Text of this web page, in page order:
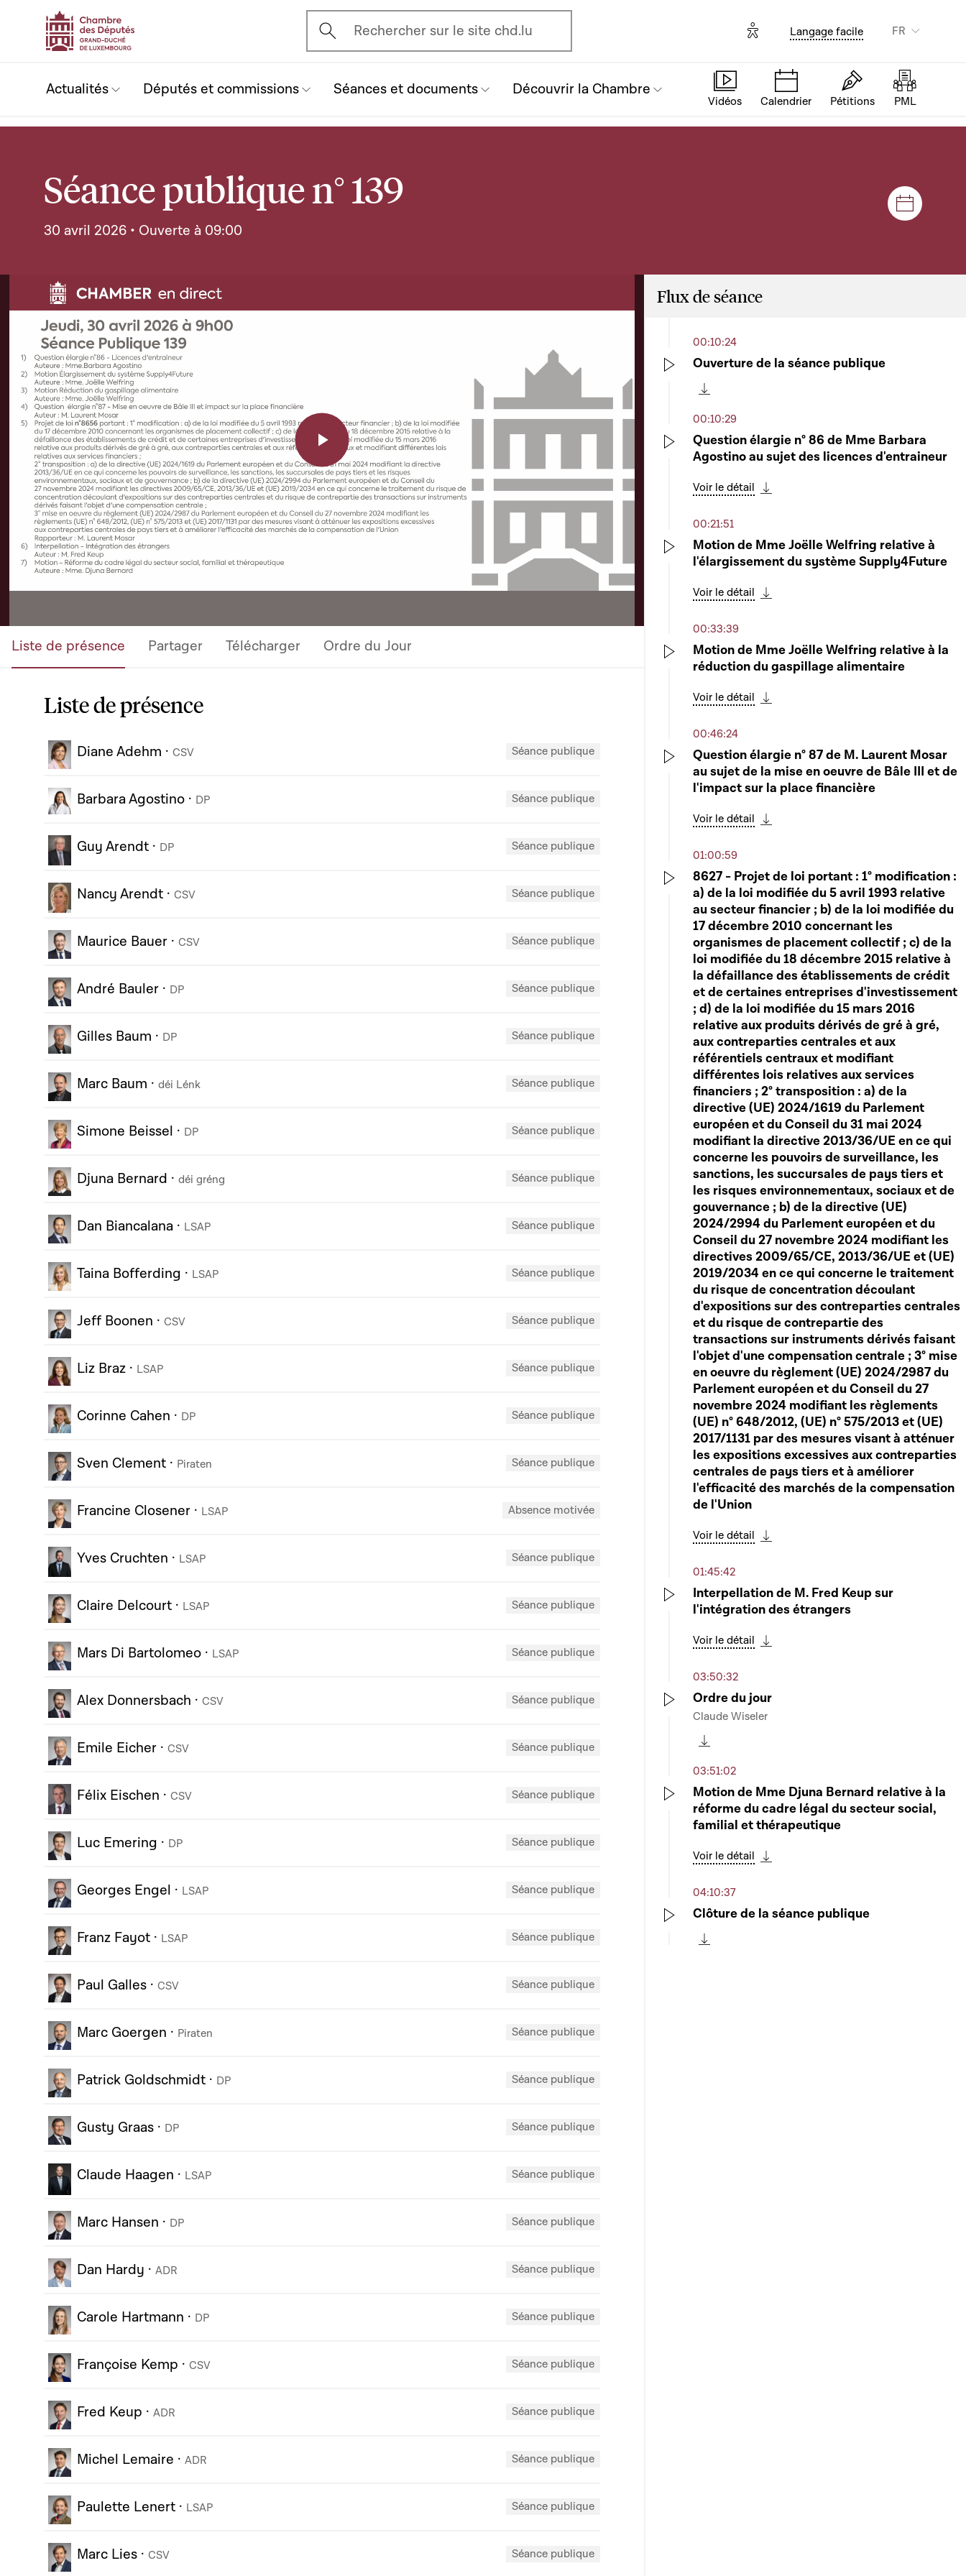
Ouvrir l'écran de recherche
Rechercher sur le site chd.lu Options d'accessibilité
Langage facile FR
Actualités Députés et commissions Séances et documents Découvrir la Chambre
Vidéos Calendrier Pétitions PML
Séance publique n° 139
30 avril 2026 • Ouverte à 09:00
Séances
Play
Video
Liste de présence Partager Télécharger Ordre du Jour
Liste de présence
Diane Adehm · CSV Séance publique
Barbara Agostino · DP Séance publique
Guy Arendt · DP Séance publique
Nancy Arendt · CSV Séance publique
Maurice Bauer · CSV Séance publique
André Bauler · DP Séance publique
Gilles Baum · DP Séance publique
Marc Baum · déi Lénk Séance publique
Simone Beissel · DP Séance publique
Djuna Bernard · déi gréng Séance publique
Dan Biancalana · LSAP Séance publique
Taina Bofferding · LSAP Séance publique
Jeff Boonen · CSV Séance publique
Liz Braz · LSAP Séance publique
Corinne Cahen · DP Séance publique
Sven Clement · Piraten Séance publique
Francine Closener · LSAP Absence motivée
Yves Cruchten · LSAP Séance publique
Claire Delcourt · LSAP Séance publique
Mars Di Bartolomeo · LSAP Séance publique
Alex Donnersbach · CSV Séance publique
Emile Eicher · CSV Séance publique
Félix Eischen · CSV Séance publique
Luc Emering · DP Séance publique
Georges Engel · LSAP Séance publique
Franz Fayot · LSAP Séance publique
Paul Galles · CSV Séance publique
Marc Goergen · Piraten Séance publique
Patrick Goldschmidt · DP Séance publique
Gusty Graas · DP Séance publique
Claude Haagen · LSAP Séance publique
Marc Hansen · DP Séance publique
Dan Hardy · ADR Séance publique
Carole Hartmann · DP Séance publique
Françoise Kemp · CSV Séance publique
Fred Keup · ADR Séance publique
Michel Lemaire · ADR Séance publique
Paulette Lenert · LSAP Séance publique
Marc Lies · CSV Séance publique
Flux de séance
00:10:24
Ouverture de la séance publique
00:10:29
Question élargie n° 86 de Mme Barbara
Agostino au sujet des licences d'entraineur
Voir le détail
Play
00:21:51
Motion de Mme Joëlle Welfring relative à
l'élargissement du système Supply4Future
Voir le détail
Play
00:33:39
Motion de Mme Joëlle Welfring relative à la
réduction du gaspillage alimentaire
Voir le détail
Play
00:46:24
Question élargie n° 87 de M. Laurent Mosar
au sujet de la mise en oeuvre de Bâle III et de
l'impact sur la place financière
Voir le détail
Play
01:00:59
8627 - Projet de loi portant : 1° modification :
a) de la loi modifiée du 5 avril 1993 relative
au secteur financier ; b) de la loi modifiée du
17 décembre 2010 concernant les
organismes de placement collectif ; c) de la
loi modifiée du 18 décembre 2015 relative à
la défaillance des établissements de crédit
et de certaines entreprises d'investissement
; d) de la loi modifiée du 15 mars 2016
relative aux produits dérivés de gré à gré,
aux contreparties centrales et aux
référentiels centraux et modifiant
différentes lois relatives aux services
financiers ; 2° transposition : a) de la
directive (UE) 2024/1619 du Parlement
européen et du Conseil du 31 mai 2024
modifiant la directive 2013/36/UE en ce qui
concerne les pouvoirs de surveillance, les
sanctions, les succursales de pays tiers et
les risques environnementaux, sociaux et de
gouvernance ; b) de la directive (UE)
2024/2994 du Parlement européen et du
Conseil du 27 novembre 2024 modifiant les
directives 2009/65/CE, 2013/36/UE et (UE)
2019/2034 en ce qui concerne le traitement
du risque de concentration découlant
d'expositions sur des contreparties centrales
et du risque de contrepartie des
transactions sur instruments dérivés faisant
l'objet d'une compensation centrale ; 3° mise
en oeuvre du règlement (UE) 2024/2987 du
Parlement européen et du Conseil du 27
novembre 2024 modifiant les règlements
(UE) n° 648/2012, (UE) n° 575/2013 et (UE)
2017/1131 par des mesures visant à atténuer
les expositions excessives aux contreparties
centrales de pays tiers et à améliorer
l'efficacité des marchés de la compensation
de l'Union
Voir le détail
Play
01:45:42
Interpellation de M. Fred Keup sur
l'intégration des étrangers
Voir le détail
Play
03:50:32
Ordre du jour
Claude Wiseler
Play
03:51:02
Motion de Mme Djuna Bernard relative à la
réforme du cadre légal du secteur social,
familial et thérapeutique
Voir le détail
Play
04:10:37
Clôture de la séance publique